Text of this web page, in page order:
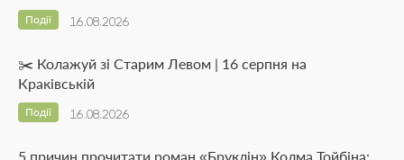
16.08.2026
Події
✂️ Колажуй зі Старим Левом | 16 серпня на
Краківській
16.08.2026
Події
5 причин прочитати роман «Бруклін» Колма Тойбіна: